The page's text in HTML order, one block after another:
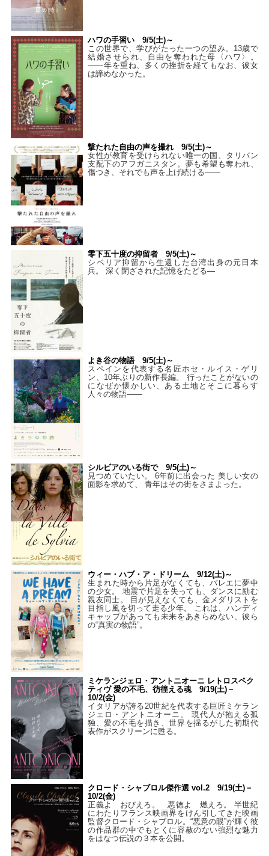
ハワの手習い 9/5(土)～
この世界で、学びがたった一つの望み。13歳で
結婚させられ、自由を奪われた母〈ハワ〉。
——年を重ね、多くの挫折を経てもなお、彼女
は諦めなかった。
撃たれた自由の声を撮れ 9/5(土)～
女性が教育を受けられない唯一の国、タリバン
支配下のアフガニスタン。夢も希望も奪われ、
傷つき、それでも声を上げ続ける——
零下五十度の抑留者 9/5(土)～
シベリア抑留から生還した台湾出身の元日本
兵。 深く閉ざされた記憶をたどる—
よき谷の物語 9/5(土)～
スペインを代表する名匠ホセ・ルイス・ゲリ
ン、10年ぶりの新作長編。 行ったことがないの
になぜか懐かしい、ある土地とそこに暮らす
人々の物語――
シルビアのいる街で 9/5(土)～
見つめていたい。 6年前に出会った 美しい女の
面影を求めて、 青年はその街をさまよった。
ウィー・ハブ・ア・ドリーム 9/12(土)～
生まれた時から片足がなくても、バレエに夢中
の少女。 地震で片足を失っても、ダンスに励む
親友同士。 目が見えなくても、金メダリストを
目指し風を切って走る少年。 これは、ハンディ
キャップがあっても未来をあきらめない、彼ら
の“真実の物語”。
ミケランジェロ・アントニオーニ レトロスペク
ティヴ 愛の不毛、彷徨える魂 9/19(土)－
10/2(金)
イタリアが誇る20世紀を代表する巨匠ミケラン
ジェロ・アントニオーニ。 現代人が抱える孤
独、愛の不毛を描き、世界を揺るがした初期代
表作がスクリーンに甦る。
クロード・シャブロル傑作選 vol.2 9/19(土)－
10/2(金)
正義よ おびえろ。 悪徳よ 燃えろ。 半世紀
にわたりフランス映画界をけん引してきた映画
監督クロード・シャブロル。“悪意の眼”が輝く彼
の作品群の中でもとくに容赦のない強烈な魅力
をはなつ伝説の３本を公開。